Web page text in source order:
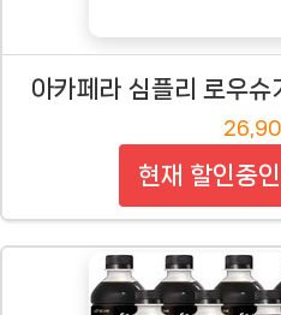
아카페라 심플리 로우
현재 할인중